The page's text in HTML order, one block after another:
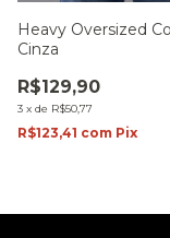
Heavy Oversized
Cinza
R$129,90
3 x de R$50,77
R$123,41 com Pix